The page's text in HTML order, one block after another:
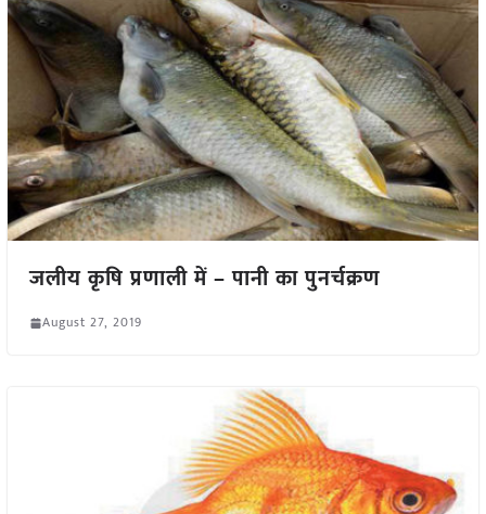
जलीय कृषि प्रणाली में – पानी का पुनर्चक्रण
August 27, 2019